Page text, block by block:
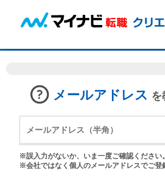
メールアドレス
※誤入力がないか、いま一度ご確認ください。
※会社ではなく個人のメールアドレスでご登